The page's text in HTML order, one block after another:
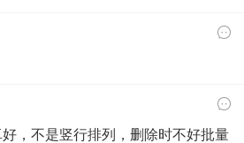
，不是竖行排列，删除时不好批量